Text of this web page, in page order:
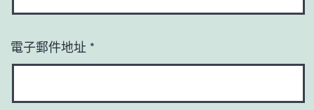
電子郵件地址 *